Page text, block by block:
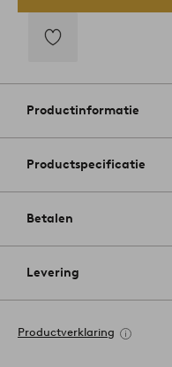
aan
favorieten
Productinformatie
Productspecificatie
Betalen
Levering
Productverklaring